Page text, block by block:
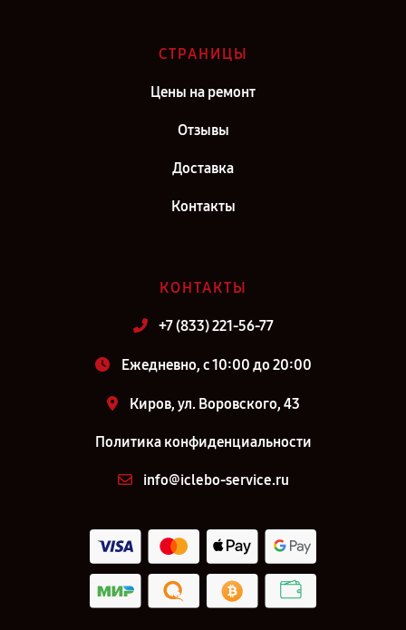
Ремонт iCLEBO Arte Silver YCR-M05-20 в г. Санкт-Петербург
СТРАНИЦЫ
Цены на ремонт
Отзывы
Доставка
Контакты
КОНТАКТЫ
+7 (833) 221-56-77
Ежедневно, с 10:00 до 20:00
Киров, ул. Воровского, 43
Политика конфиденциальности
info@iclebo-service.ru